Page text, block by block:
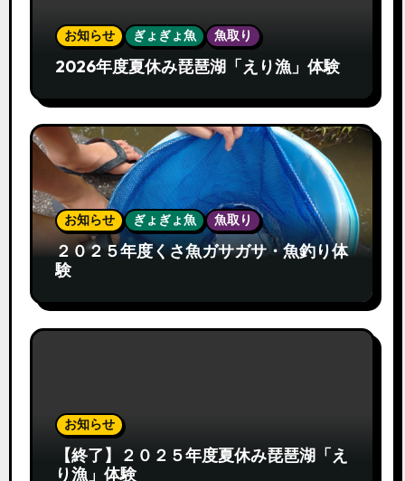
お知らせ ぎょぎょ魚 魚取り
2026年度夏休み琵琶湖「えり漁」体験
お知らせ ぎょぎょ魚 魚取り
２０２５年度くさ魚ガサガサ・魚釣り体
験
お知らせ
【終了】２０２５年度夏休み琵琶湖「え
り漁」体験